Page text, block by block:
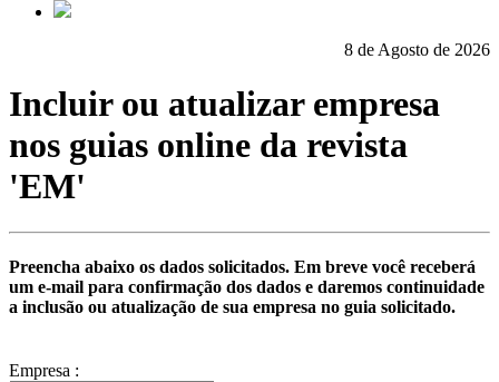
8 de Agosto de 2026
Incluir ou atualizar empresa
nos guias online da revista
'EM'
Preencha abaixo os dados solicitados. Em breve você receberá
um e-mail para confirmação dos dados e daremos continuidade
a inclusão ou atualização de sua empresa no guia solicitado.
Empresa :